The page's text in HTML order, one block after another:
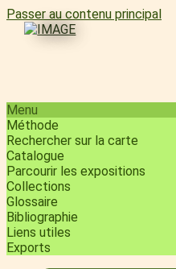
Passer au contenu principal
Menu
Méthode
Rechercher sur la carte
Catalogue
Parcourir les expositions
Collections
Glossaire
Bibliographie
Liens utiles
Exports